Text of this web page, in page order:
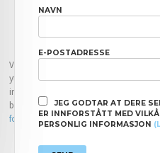
FRAKT
Vår nettbutikk bruker cookies slik at du
yte deg bedre service. Vi bruker cookies
innloggingsdetaljer og huske hva du
bruke siden som normalt om du
for cookies.
NAVN
E-POSTADRESSE
JEG GODTAR AT DERE
ER INNFORSTÅTT MED
PERSONLIG INFORMASJON